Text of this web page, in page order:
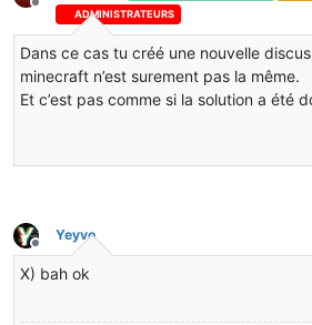
Hors-ligneADMINISTRATEURS
Dans ce cas tu créé une nouvelle
minecraft n’est surement pas la même.
Et c’est pas comme si la solution a été
Hors-ligne
Yeyvo
X) bah ok